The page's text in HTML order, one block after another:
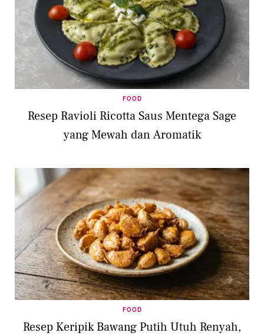
FOOD
Resep Ravioli Ricotta Saus Mentega Sage
yang Mewah dan Aromatik
FOOD
Resep Keripik Bawang Putih Utuh Renyah,